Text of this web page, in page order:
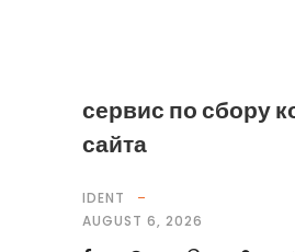
сервис по сбору
сайта
IDENT
AUGUST 6, 2026